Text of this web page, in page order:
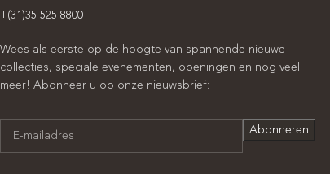
+(31)35 525 8800
Wees als eerste op de hoogte van spannende nieuwe
collecties, speciale evenementen, openingen en nog veel
meer! Abonneer u op onze nieuwsbrief: